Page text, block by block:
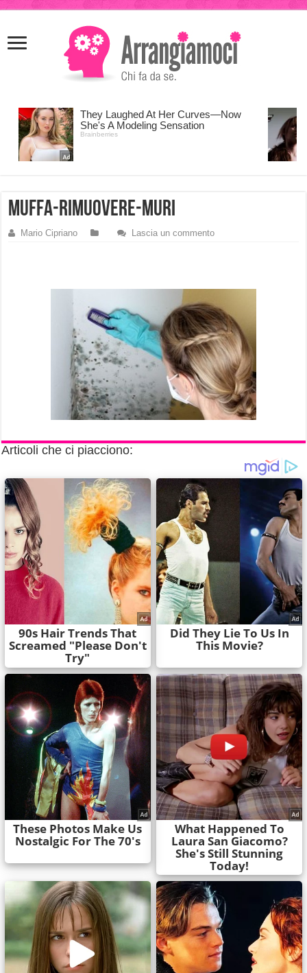
giriş
kingroyal
muffa-rimuovere-muri
Mario Cipriano Lascia un commento
Articoli che ci piacciono: